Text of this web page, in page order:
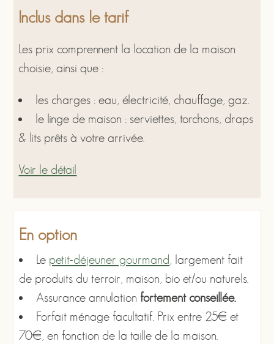
Inclus dans le tarif
Les prix comprennent la location de la maison
choisie, ainsi que :
les charges : eau, électricité, chauffage, gaz.
le linge de maison : serviettes, torchons, draps
& lits prêts à votre arrivée.
Voir le détail
En option
Le petit-déjeuner gourmand, largement fait
de produits du terroir, maison, bio et/ou naturels.
Assurance annulation fortement conseillée.
Forfait ménage facultatif. Prix entre 25€ et
70€, en fonction de la taille de la maison.